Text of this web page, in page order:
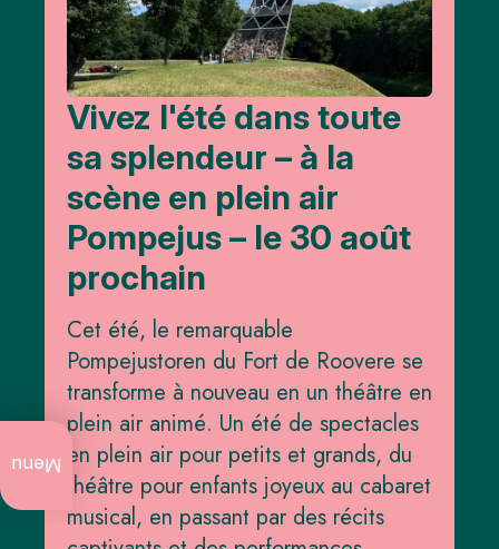
Ce qu'il y a à
faire
actuellement
Événements
Menu
Vivez l'été dans toute
sa splendeur – à la
scène en plein air
Pompejus – le 30 août
prochain
Cet été, le remarquable
Pompejustoren du Fort de Roovere se
transforme à nouveau en un théâtre en
plein air animé. Un été de spectacles
en plein air pour petits et grands, du
théâtre pour enfants joyeux au cabaret
musical, en passant par des récits